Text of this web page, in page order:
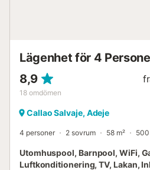
Lägenhet för 4
8,9
18 omdömen
Callao Salvaje, Adeje
4 personer 2 sovrum 58 m²
Utomhuspool, Barnpool, WiFi,
Luftkonditionering, TV, Lakan,